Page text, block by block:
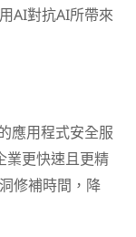
AI對抗AI所帶來
應用程式安全服
業更快速且更精
修補時間，降